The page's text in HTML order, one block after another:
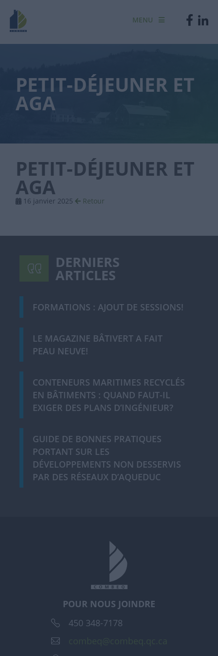
MENU
PETIT-DÉJEUNER ET
AGA
PETIT-DÉJEUNER ET
AGA
16 janvier 2025 Retour
DERNIERS
ARTICLES
FORMATIONS : AJOUT DE SESSIONS!
LE MAGAZINE BÂTIVERT A FAIT
PEAU NEUVE!
CONTENEURS MARITIMES RECYCLÉS
EN BÂTIMENTS : QUAND FAUT-IL
EXIGER DES PLANS D’INGÉNIEUR?
GUIDE DE BONNES PRATIQUES
PORTANT SUR LES
DÉVELOPPEMENTS NON DESSERVIS
PAR DES RÉSEAUX D’AQUEDUC
POUR NOUS JOINDRE
450 348-7178